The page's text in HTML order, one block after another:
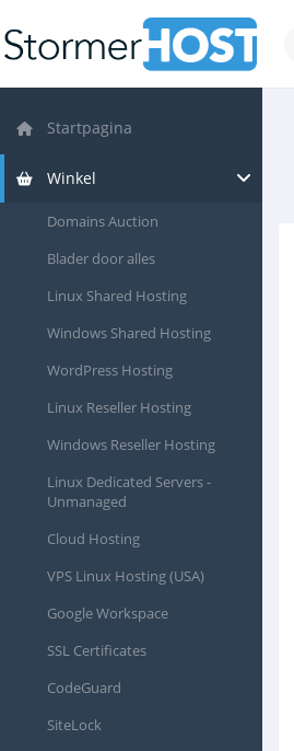
Startpagina
Winkel
Domains Auction
Blader door alles
Linux Shared Hosting
Windows Shared Hosting
WordPress Hosting
Linux Reseller Hosting
Windows Reseller Hosting
Linux Dedicated Servers -
Unmanaged
Cloud Hosting
VPS Linux Hosting (USA)
Google Workspace
SSL Certificates
CodeGuard
SiteLock